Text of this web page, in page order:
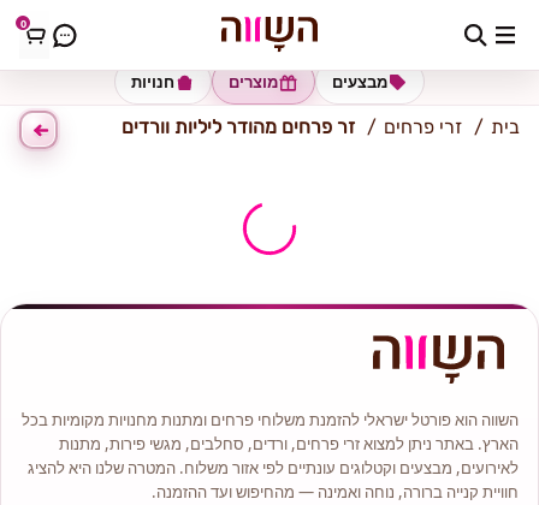
0 כתובת למשלוח הזינו כתובת
חנויות מוצרים מבצעים
בית זרי פרחים זר פרחים מהודר ליליות וורדים
השווה הוא פורטל ישראלי להזמנת משלוחי פרחים ומתנות מחנויות מקומיות בכל
הארץ. באתר ניתן למצוא זרי פרחים, ורדים, סחלבים, מגשי פירות, מתנות
לאירועים, מבצעים וקטלוגים עונתיים לפי אזור משלוח. המטרה שלנו היא להציג
חוויית קנייה ברורה, נוחה ואמינה — מהחיפוש ועד ההזמנה.